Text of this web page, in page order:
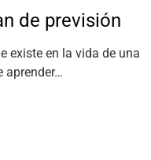
de previsión
existe en la vida de una
aprender…